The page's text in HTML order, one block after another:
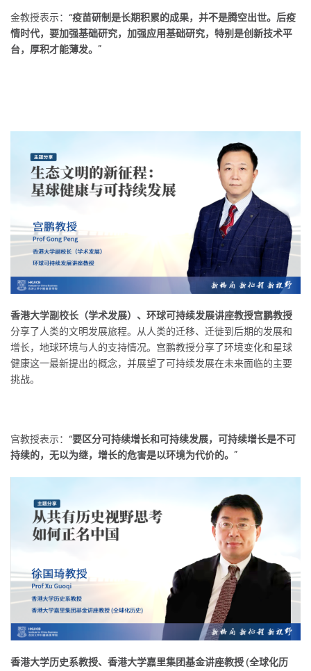
金教授表示： “疫苗研制是长期积累的成果，并不是腾空出世。后疫
情时代，要加强基础研究，加强应用基础研究，特别是创新技术平
台，厚积才能薄发。”
香港大学副校长（学术发展）、环球可持续发展讲座教授宫鹏教授
分享了人类的文明发展旅程。从人类的迁移、迁徙到后期的发展和
增长，地球环境与人的支持情况。宫鹏教授分享了环境变化和星球
健康这一最新提出的概念，并展望了可持续发展在未来面临的主要
挑战。
宫教授表示： “要区分可持续增长和可持续发展，可持续增长是不可
持续的，无以为继，增长的危害是以环境为代价的。”
香港大学历史系教授、香港大学嘉里集团基金讲座教授 (全球化历